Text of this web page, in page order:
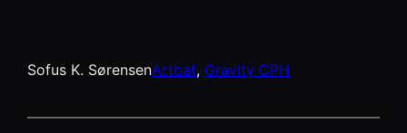
Sofus K. SørensenArtbat, Gravity CPH